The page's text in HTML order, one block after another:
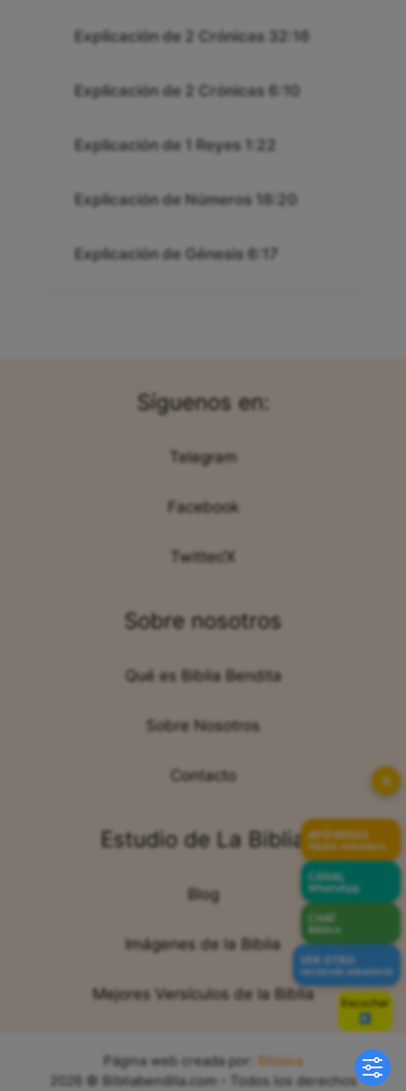
Sin voz
Escuchar
Explicación de 2 Crónicas 32:16
Explicación de 2 Crónicas 6:10
Explicación de 1 Reyes 1:22
Explicación de Números 18:20
Explicación de Génesis 6:17
Síguenos en:
Telegram
Facebook
Twitter/X
Sobre nosotros
Qué es Biblia Bendita
Sobre Nosotros
Contacto
Estudio de La Biblia
Blog
Imágenes de la Biblia
Mejores Versículos de la Biblia
Página web creada por: Sitiova
2026 © Bibliabendita.com - Todos los derechos
✕
APÓYANOS
Hazte miembro
CANAL
WhatsApp
CHAT
Bíblico
VER OTRO
versículo aleatorio